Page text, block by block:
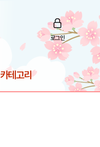
로그인
카테고리